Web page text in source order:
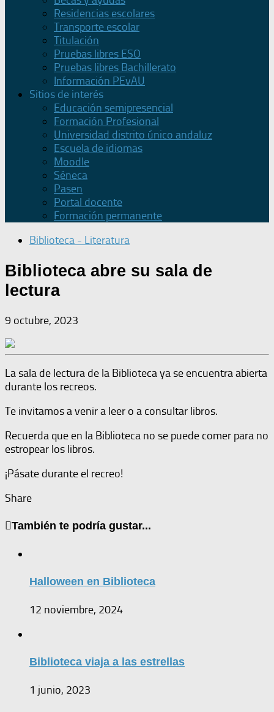
Residencias escolares
Transporte escolar
Titulación
Pruebas libres ESO
Pruebas libres Bachillerato
Información PEvAU
Sitios de interés
Educación semipresencial
Formación Profesional
Universidad distrito único andaluz
Escuela de idiomas
Moodle
Séneca
Pasen
Portal docente
Formación permanente
Biblioteca - Literatura
Biblioteca abre su sala de
lectura
9 octubre, 2023
La sala de lectura de la Biblioteca ya se encuentra abierta
durante los recreos.
Te invitamos a venir a leer o a consultar libros.
Recuerda que en la Biblioteca no se puede comer para no
estropear los libros.
¡Pásate durante el recreo!
Share
También te podría gustar...
Halloween en Biblioteca
12 noviembre, 2024
Biblioteca viaja a las estrellas
1 junio, 2023